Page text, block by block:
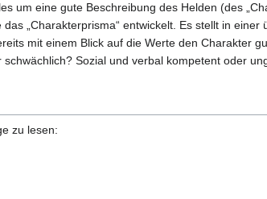
um eine gute Beschreibung des Helden (des
„Charakterprisma“ entwickelt. Es stellt in einer
mit einem Blick auf die Werte den Charakter
Sozial und verbal kompetent oder
zu lesen: